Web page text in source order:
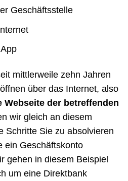
Geschäftsstelle
mittlerweile zehn Jahren
über das Internet, also
Webseite der betreffenden
wir gleich an diesem
Schritte Sie zu absolvieren
ein Geschäftskonto
gehen in diesem Beispiel
um eine Direktbank